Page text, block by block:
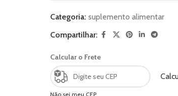
Categoria: suplemento alimentar
Compartilhar:
Calcular o Frete
Não sei meu CEP